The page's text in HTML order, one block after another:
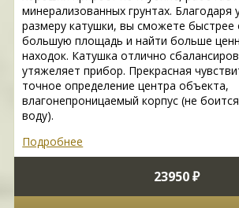
минерализованных грунтах. Благодаря
размеру катушки, вы сможете быстрее
большую площадь и найти больше
находок. Катушка отлично
утяжеляет прибор. Прекрасная
точное определение центра объекта,
влагонепроницаемый корпус (не
воду).
Подробнее
23950 ₽